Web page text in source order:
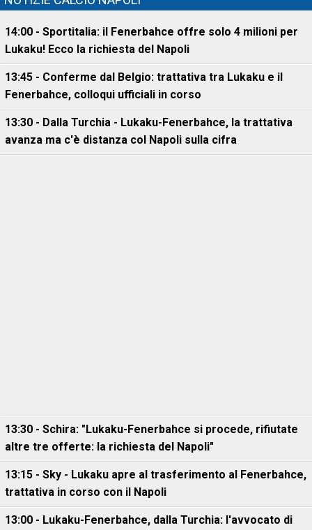
14:00 - Sportitalia: il Fenerbahce offre solo 4 milioni per
Lukaku! Ecco la richiesta del Napoli
13:45 - Conferme dal Belgio: trattativa tra Lukaku e il
Fenerbahce, colloqui ufficiali in corso
13:30 - Dalla Turchia - Lukaku-Fenerbahce, la trattativa
avanza ma c'è distanza col Napoli sulla cifra
13:30 - Schira: "Lukaku-Fenerbahce si procede, rifiutate
altre tre offerte: la richiesta del Napoli"
13:15 - Sky - Lukaku apre al trasferimento al Fenerbahce,
trattativa in corso con il Napoli
13:00 - Lukaku-Fenerbahce, dalla Turchia: l'avvocato di